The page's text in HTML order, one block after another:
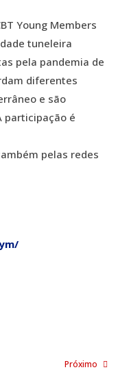
Young Members
tuneleira
pela pandemia de
diferentes
e são
participação é
pelas redes
Próximo